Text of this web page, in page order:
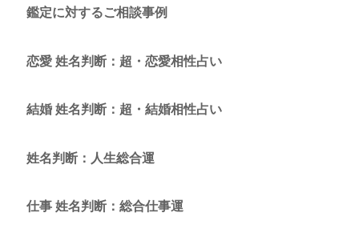
鑑定に対するご相談事例
恋愛 姓名判断：超・恋愛相性占い
結婚 姓名判断：超・結婚相性占い
姓名判断：人生総合運
仕事 姓名判断：総合仕事運